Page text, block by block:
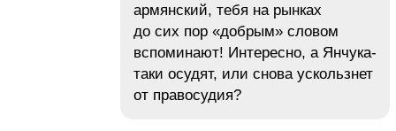
армянский, тебя на рынках
до сих пор «добрым» словом
вспоминают! Интересно, а Янчука-
таки осудят, или снова ускользнет
от правосудия?